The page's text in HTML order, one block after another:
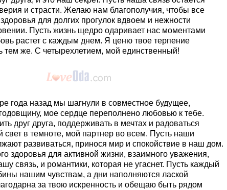
и страсти. Желаю нам благополучия, чтобы все
для долгих прогулок вдвоем и нежности
Пусть жизнь щедро одаривает нас моментами
растет с каждым днем. Я ценю твое терпение
тем же. С четырехлетием, мой единственный!
года назад мы шагнули в совместное будущее,
мое сердце переполнено любовью к тебе.
друг друга, поддерживать в мечтах и радоваться
в темноте, мой партнер во всем. Пусть наши
развиваться, принося мир и спокойствие в наш дом.
здоровья для активной жизни, взаимного уважения,
связь, и романтики, которая не угаснет. Пусть каждый
нашим чувствам, а дни наполняются лаской
за твою искренность и обещаю быть рядом